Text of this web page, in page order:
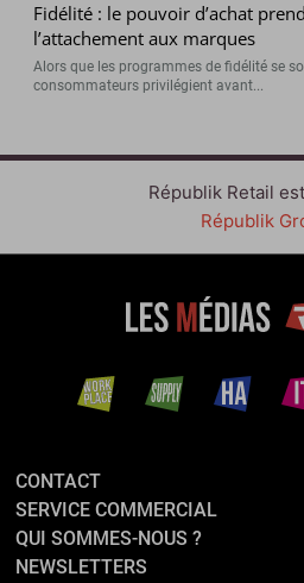
Fidélité : le pouvoir d’achat
l’attachement aux marques
Alors que les programmes de fidélité se
consommateurs privilégient avant...
Républik Retail
Républik
CONTACT
SERVICE COMMERCIAL
QUI SOMMES-NOUS ?
NEWSLETTERS